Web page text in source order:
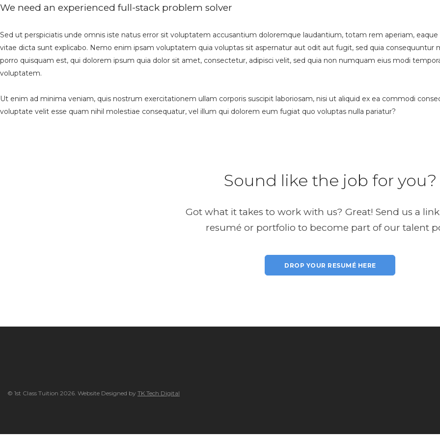
We need an experienced full-stack problem solver
Sed ut perspiciatis unde omnis iste natus error sit voluptatem accusantium doloremque laudantium, totam rem aperiam,
vitae dicta sunt explicabo. Nemo enim ipsam voluptatem quia voluptas sit aspernatur aut odit aut fugit, sed quia
porro quisquam est, qui dolorem ipsum quia dolor sit amet, consectetur, adipisci velit, sed quia non numquam eius modi
voluptatem.
Ut enim ad minima veniam, quis nostrum exercitationem ullam corporis suscipit laboriosam, nisi ut aliquid ex ea commodi
voluptate velit esse quam nihil molestiae consequatur, vel illum qui dolorem eum fugiat quo voluptas nulla pariatur?
Sound like the job for you?
Got what it takes to work with us? Great! Send us a
resumé or portfolio to become part of our talent
DROP YOUR RESUMÉ HERE
© 1st Class Tuition 2026. Website Designed by TK Tech Digital